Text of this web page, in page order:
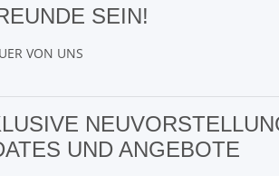
SEIN!
VON UNS
UND ANGEBOTE